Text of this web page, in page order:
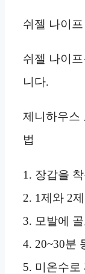
쉬젤 나이
쉬젤 나이
니다.
제니하우스
법
1. 장갑을
2. 1제와 2
3. 모발에
4. 20~30분
5. 미온수로